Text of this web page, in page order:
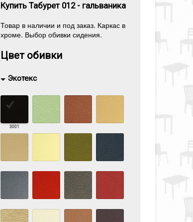
Купить Табурет 012 - гальваника
Товар в наличии и под заказ. Каркас в
хроме. Выбор обивки сидения.
Цвет обивки
Экотекс
3001